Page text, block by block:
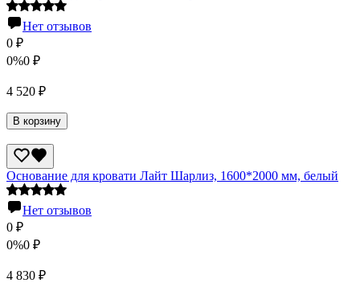
Нет отзывов
0 ₽
0%0 ₽
4 520 ₽
В корзину
Основание для кровати Лайт Шарлиз, 1600*2000 мм, белый
Нет отзывов
0 ₽
0%0 ₽
4 830 ₽